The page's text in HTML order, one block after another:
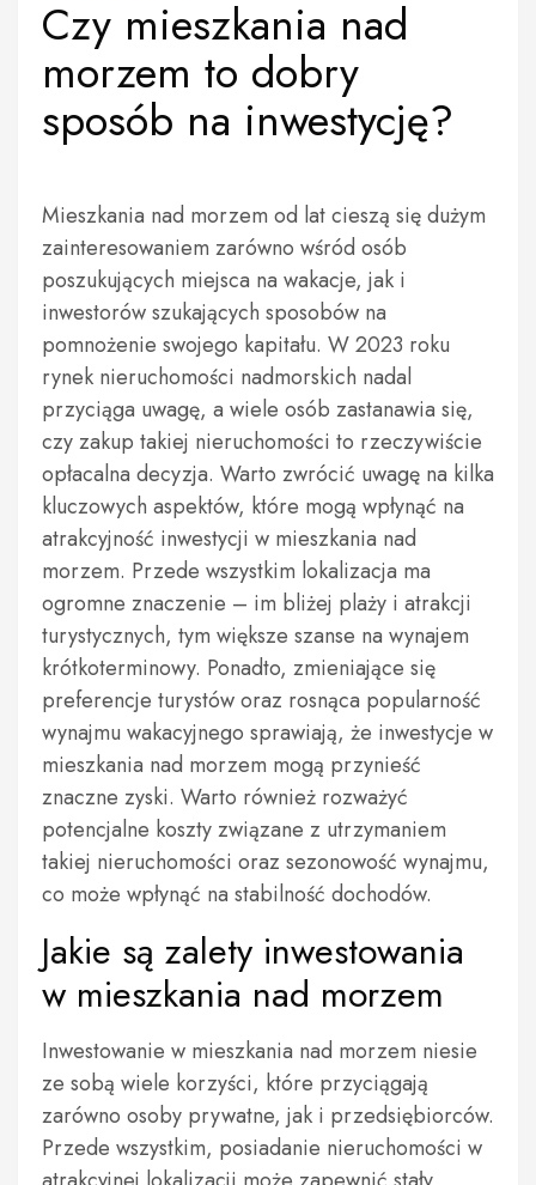
Czy mieszkania nad
morzem to dobry
sposób na inwestycję?
Mieszkania nad morzem od lat cieszą się dużym
zainteresowaniem zarówno wśród osób
poszukujących miejsca na wakacje, jak i
inwestorów szukających sposobów na
pomnożenie swojego kapitału. W 2023 roku
rynek nieruchomości nadmorskich nadal
przyciąga uwagę, a wiele osób zastanawia się,
czy zakup takiej nieruchomości to rzeczywiście
opłacalna decyzja. Warto zwrócić uwagę na kilka
kluczowych aspektów, które mogą wpłynąć na
atrakcyjność inwestycji w mieszkania nad
morzem. Przede wszystkim lokalizacja ma
ogromne znaczenie – im bliżej plaży i atrakcji
turystycznych, tym większe szanse na wynajem
krótkoterminowy. Ponadto, zmieniające się
preferencje turystów oraz rosnąca popularność
wynajmu wakacyjnego sprawiają, że inwestycje w
mieszkania nad morzem mogą przynieść
znaczne zyski. Warto również rozważyć
potencjalne koszty związane z utrzymaniem
takiej nieruchomości oraz sezonowość wynajmu,
co może wpłynąć na stabilność dochodów.
Jakie są zalety inwestowania
w mieszkania nad morzem
Inwestowanie w mieszkania nad morzem niesie
ze sobą wiele korzyści, które przyciągają
zarówno osoby prywatne, jak i przedsiębiorców.
Przede wszystkim, posiadanie nieruchomości w